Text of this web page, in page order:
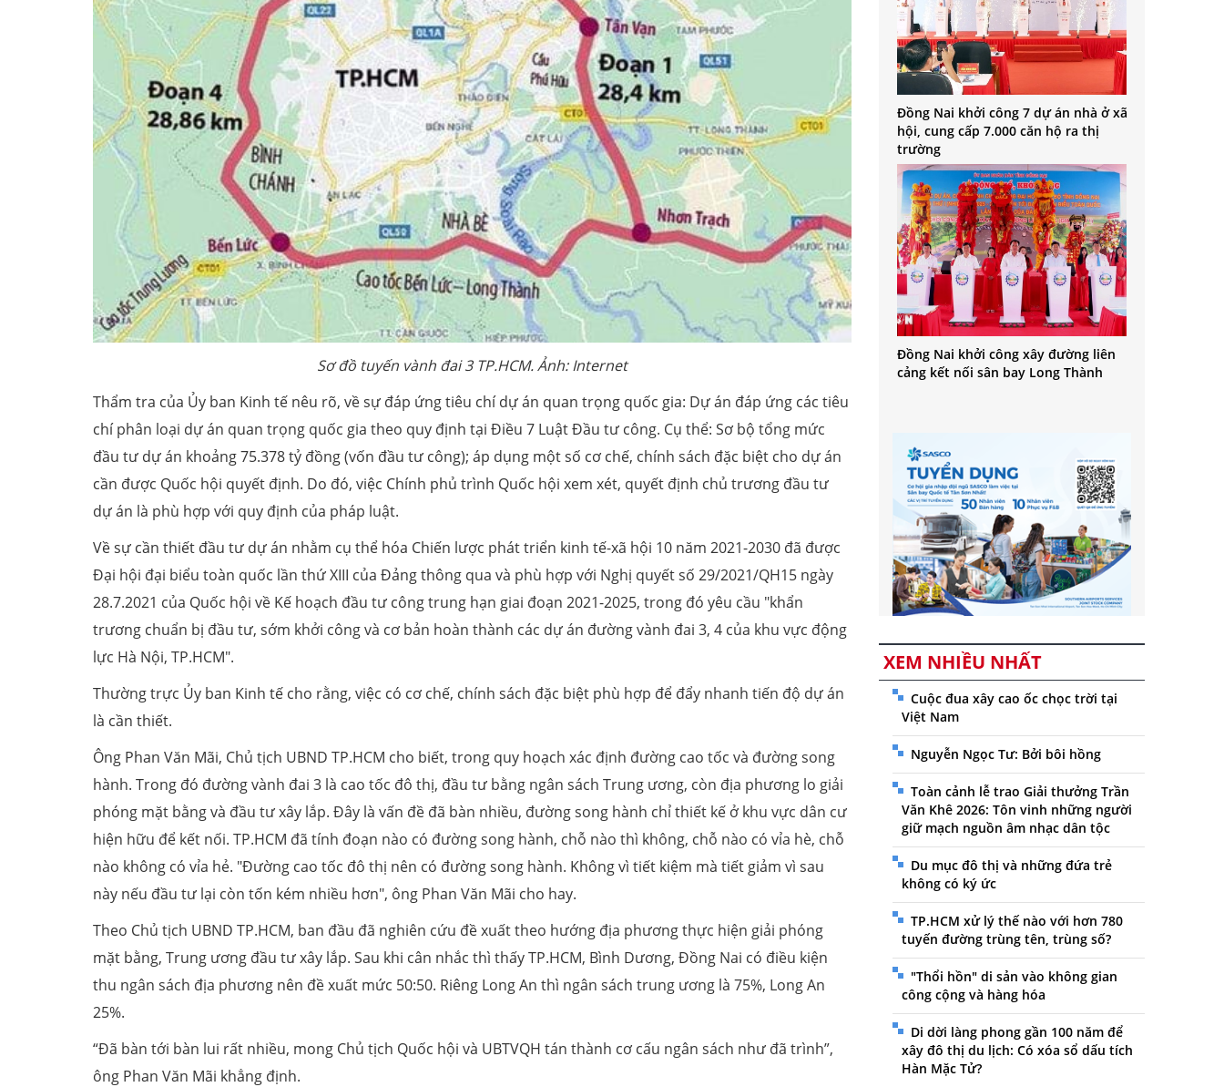
Sơ đồ tuyến vành đai 3 TP.HCM. Ảnh: Internet
Thẩm tra của Ủy ban Kinh tế nêu rõ, về sự đáp ứng tiêu chí dự án quan trọng quốc gia: Dự án đáp ứng các tiêu
chí phân loại dự án quan trọng quốc gia theo quy định tại Điều 7 Luật Đầu tư công. Cụ thể: Sơ bộ tổng mức
đầu tư dự án khoảng 75.378 tỷ đồng (vốn đầu tư công); áp dụng một số cơ chế, chính sách đặc biệt cho dự án
cần được Quốc hội quyết định. Do đó, việc Chính phủ trình Quốc hội xem xét, quyết định chủ trương đầu tư
dự án là phù hợp với quy định của pháp luật.
Về sự cần thiết đầu tư dự án nhằm cụ thể hóa Chiến lược phát triển kinh tế-xã hội 10 năm 2021-2030 đã được
Đại hội đại biểu toàn quốc lần thứ XIII của Đảng thông qua và phù hợp với Nghị quyết số 29/2021/QH15 ngày
28.7.2021 của Quốc hội về Kế hoạch đầu tư công trung hạn giai đoạn 2021-2025, trong đó yêu cầu "khẩn
trương chuẩn bị đầu tư, sớm khởi công và cơ bản hoàn thành các dự án đường vành đai 3, 4 của khu vực động
lực Hà Nội, TP.HCM".
Thường trực Ủy ban Kinh tế cho rằng, việc có cơ chế, chính sách đặc biệt phù hợp để đẩy nhanh tiến độ dự án
là cần thiết.
Ông Phan Văn Mãi, Chủ tịch UBND TP.HCM cho biết, trong quy hoạch xác định đường cao tốc và đường song
hành. Trong đó đường vành đai 3 là cao tốc đô thị, đầu tư bằng ngân sách Trung ương, còn địa phương lo giải
phóng mặt bằng và đầu tư xây lắp. Đây là vấn đề đã bàn nhiều, đường song hành chỉ thiết kế ở khu vực dân cư
hiện hữu để kết nối. TP.HCM đã tính đoạn nào có đường song hành, chỗ nào thì không, chỗ nào có vỉa hè, chỗ
nào không có vỉa hẻ. "Đường cao tốc đô thị nên có đường song hành. Không vì tiết kiệm mà tiết giảm vì sau
này nếu đầu tư lại còn tốn kém nhiều hơn", ông Phan Văn Mãi cho hay.
Theo Chủ tịch UBND TP.HCM, ban đầu đã nghiên cứu đề xuất theo hướng địa phương thực hiện giải phóng
mặt bằng, Trung ương đầu tư xây lắp. Sau khi cân nhắc thì thấy TP.HCM, Bình Dương, Đồng Nai có điều kiện
thu ngân sách địa phương nên đề xuất mức 50:50. Riêng Long An thì ngân sách trung ương là 75%, Long An
25%.
“Đã bàn tới bàn lui rất nhiều, mong Chủ tịch Quốc hội và UBTVQH tán thành cơ cấu ngân sách như đã trình”,
ông Phan Văn Mãi khẳng định.
Đồng Nai khởi công 7 dự án nhà ở xã
hội, cung cấp 7.000 căn hộ ra thị
trường
Đồng Nai khởi công xây đường liên
cảng kết nối sân bay Long Thành
XEM NHIỀU NHẤT
Cuộc đua xây cao ốc chọc trời tại
Việt Nam
Nguyễn Ngọc Tư: Bởi bôi hồng
Toàn cảnh lễ trao Giải thưởng Trần
Văn Khê 2026: Tôn vinh những người
giữ mạch nguồn âm nhạc dân tộc
Du mục đô thị và những đứa trẻ
không có ký ức
TP.HCM xử lý thế nào với hơn 780
tuyến đường trùng tên, trùng số?
"Thổi hồn" di sản vào không gian
công cộng và hàng hóa
Di dời làng phong gần 100 năm để
xây đô thị du lịch: Có xóa sổ dấu tích
Hàn Mặc Tử?